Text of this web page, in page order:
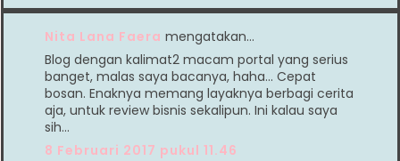
Nita Lana Faera mengatakan…
Blog dengan kalimat2 macam portal yang serius
banget, malas saya bacanya, haha... Cepat
bosan. Enaknya memang layaknya berbagi cerita
aja, untuk review bisnis sekalipun. Ini kalau saya
sih...
8 Februari 2017 pukul 11.46